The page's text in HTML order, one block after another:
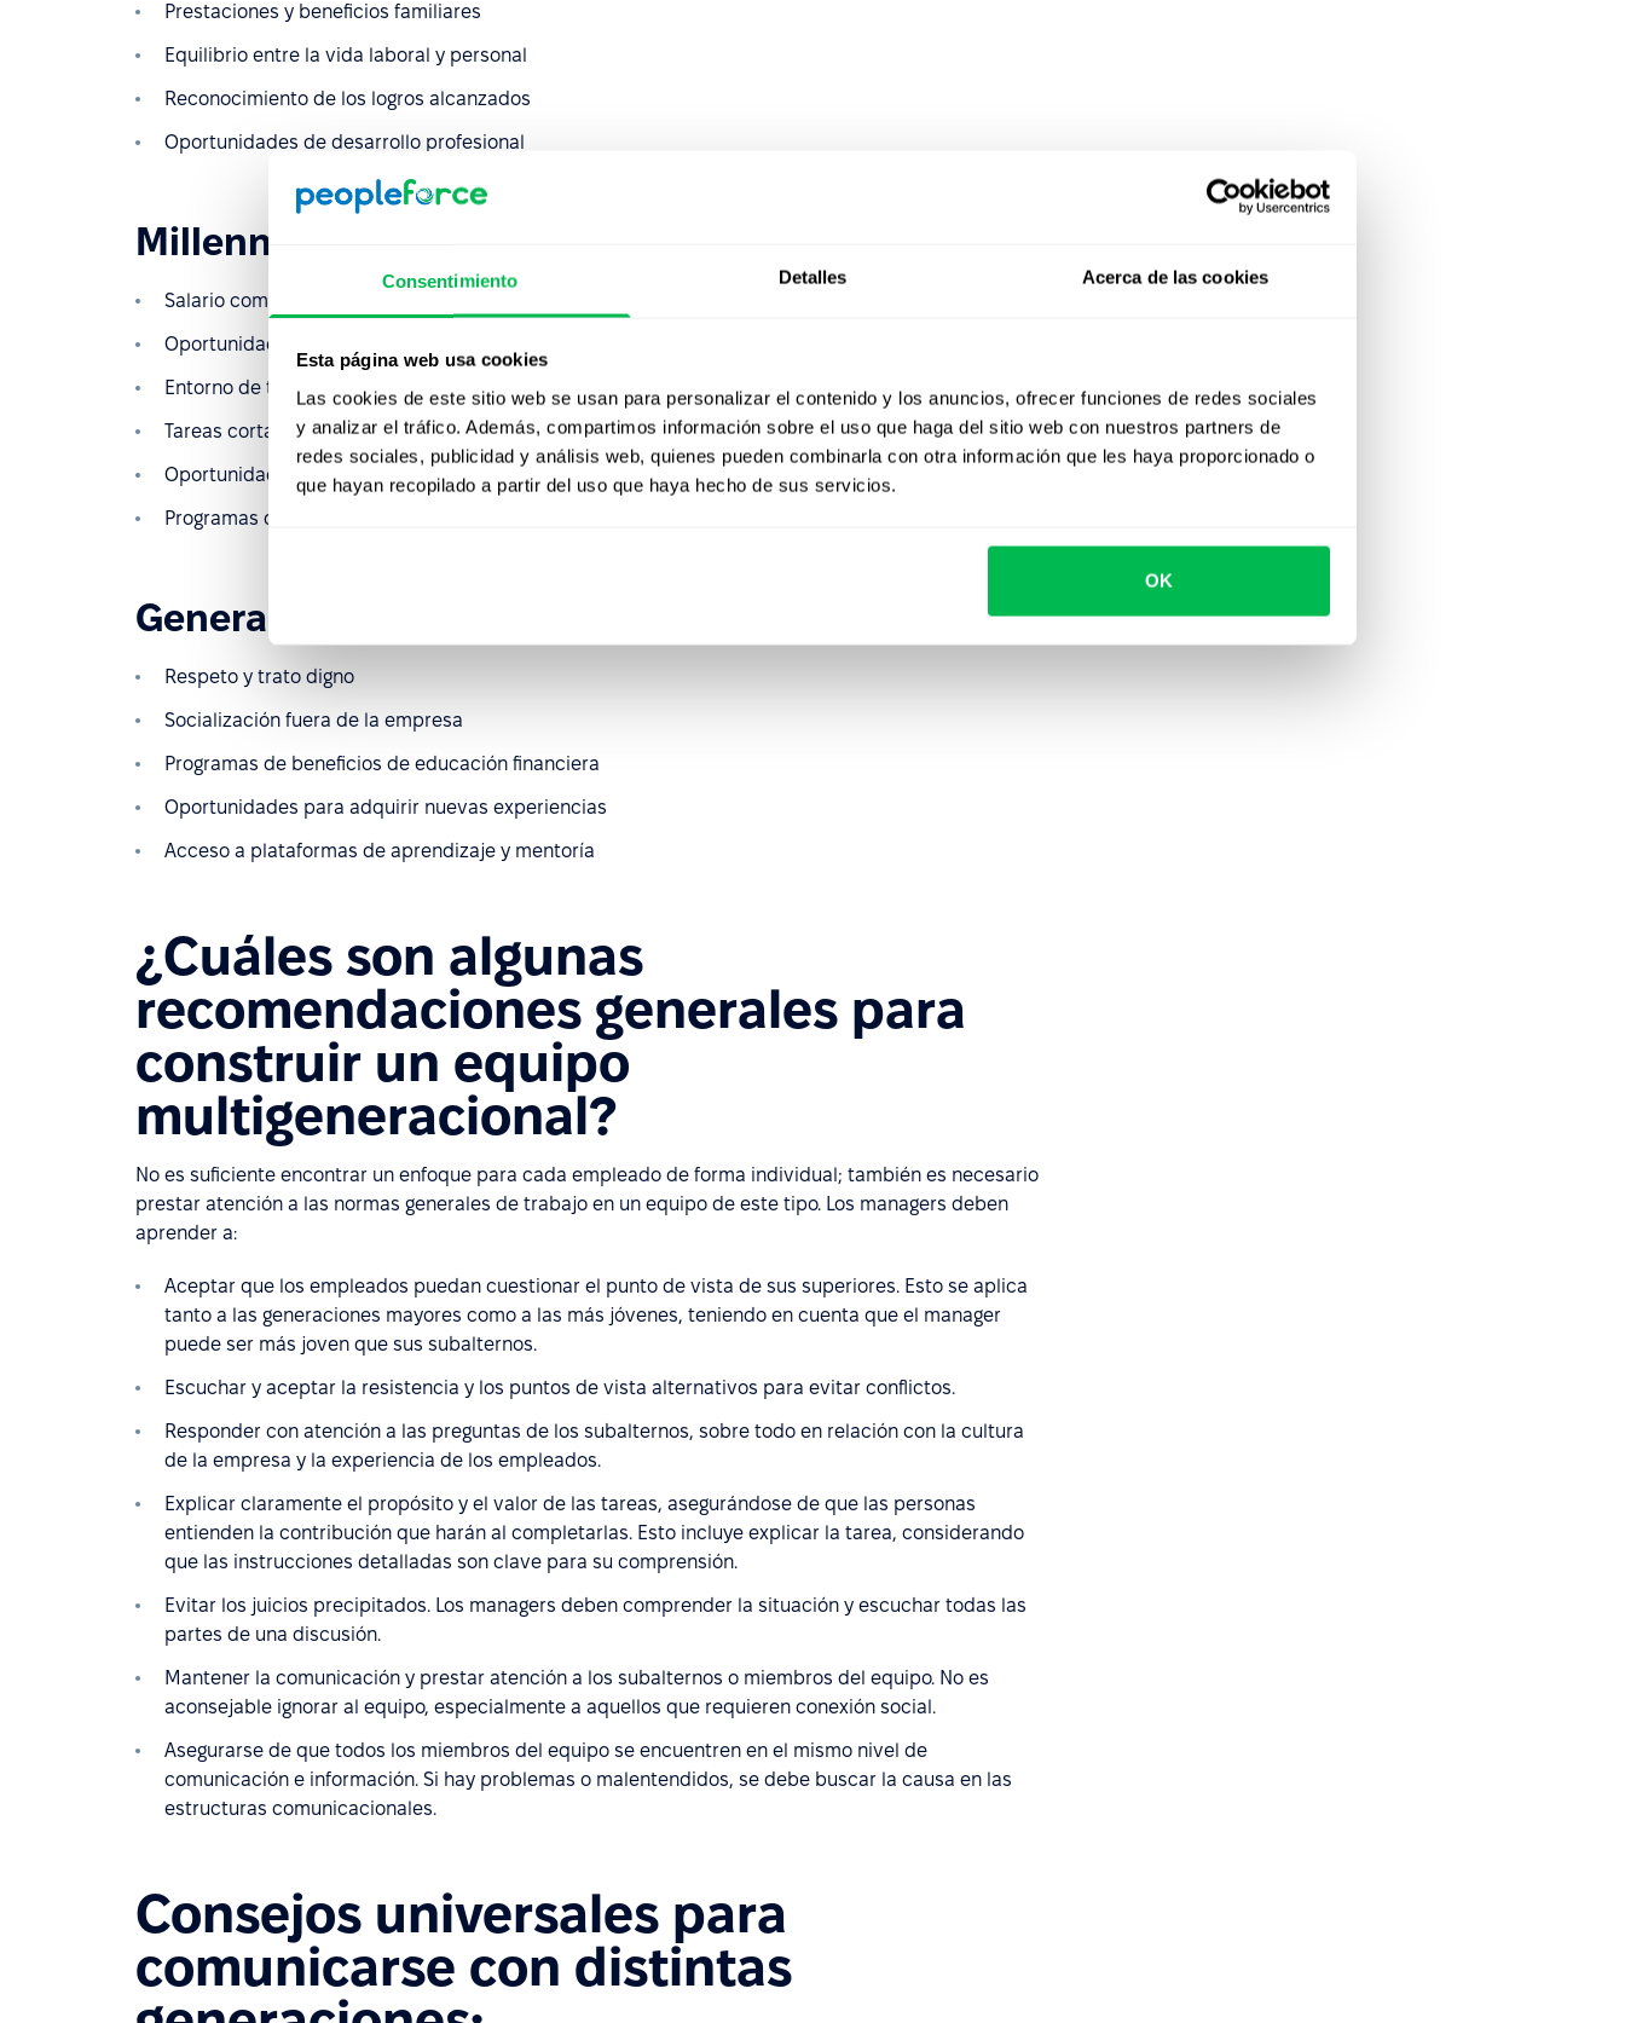
Consentimiento Detalles Acerca de las cookies
Esta página web usa cookies
Las cookies de este sitio web se usan para personalizar el contenido y los anuncios, ofrecer funciones de redes sociales
y analizar el tráfico. Además, compartimos información sobre el uso que haga del sitio web con nuestros partners de
redes sociales, publicidad y análisis web, quienes pueden combinarla con otra información que les haya proporcionado o
que hayan recopilado a partir del uso que haya hecho de sus servicios.
OK
Prestaciones y beneficios familiares
Equilibrio entre la vida laboral y personal
Reconocimiento de los logros alcanzados
Oportunidades de desarrollo profesional
Millennials
Salario competitivo
Oportunidad de aprender nuevas tecnologías y métodos
Entorno de trabajo agradable
Tareas cortas, variadas y de ritmo rápido, sin rutina
Oportunidad de expresar creatividad y opiniones individuales
Programas de beneficios de educación financiera
Generación Z
Respeto y trato digno
Socialización fuera de la empresa
Programas de beneficios de educación financiera
Oportunidades para adquirir nuevas experiencias
Acceso a plataformas de aprendizaje y mentoría
¿Cuáles son algunas
recomendaciones generales para
construir un equipo
multigeneracional?
No es suficiente encontrar un enfoque para cada empleado de forma individual; también es necesario
prestar atención a las normas generales de trabajo en un equipo de este tipo. Los managers deben
aprender a:
Aceptar que los empleados puedan cuestionar el punto de vista de sus superiores. Esto se aplica
tanto a las generaciones mayores como a las más jóvenes, teniendo en cuenta que el manager
puede ser más joven que sus subalternos.
Escuchar y aceptar la resistencia y los puntos de vista alternativos para evitar conflictos.
Responder con atención a las preguntas de los subalternos, sobre todo en relación con la cultura
de la empresa y la experiencia de los empleados.
Explicar claramente el propósito y el valor de las tareas, asegurándose de que las personas
entienden la contribución que harán al completarlas. Esto incluye explicar la tarea, considerando
que las instrucciones detalladas son clave para su comprensión.
Evitar los juicios precipitados. Los managers deben comprender la situación y escuchar todas las
partes de una discusión.
Mantener la comunicación y prestar atención a los subalternos o miembros del equipo. No es
aconsejable ignorar al equipo, especialmente a aquellos que requieren conexión social.
Asegurarse de que todos los miembros del equipo se encuentren en el mismo nivel de
comunicación e información. Si hay problemas o malentendidos, se debe buscar la causa en las
estructuras comunicacionales.
Consejos universales para
comunicarse con distintas